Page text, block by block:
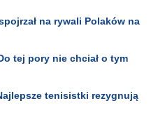
na rywali Polaków na
tej pory nie chciał o tym
tenisistki rezygnują